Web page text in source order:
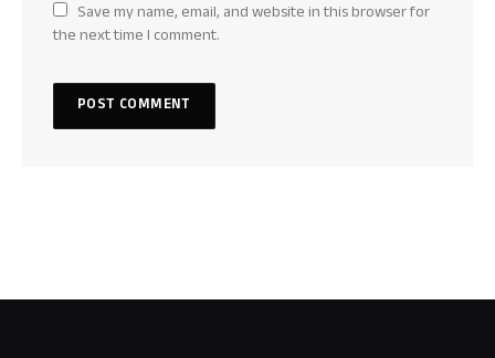
Save my name, email, and website in this browser for
the next time I comment.